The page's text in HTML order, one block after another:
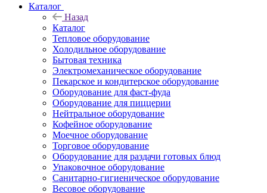
Каталог
Назад
Каталог
Тепловое оборудование
Холодильное оборудование
Бытовая техника
Электромеханическое оборудование
Пекарское и кондитерское оборудование
Оборудование для фаст-фуда
Оборудование для пиццерии
Нейтральное оборудование
Кофейное оборудование
Моечное оборудование
Торговое оборудование
Оборудование для раздачи готовых блюд
Упаковочное оборудование
Санитарно-гигиеническое оборудование
Весовое оборудование